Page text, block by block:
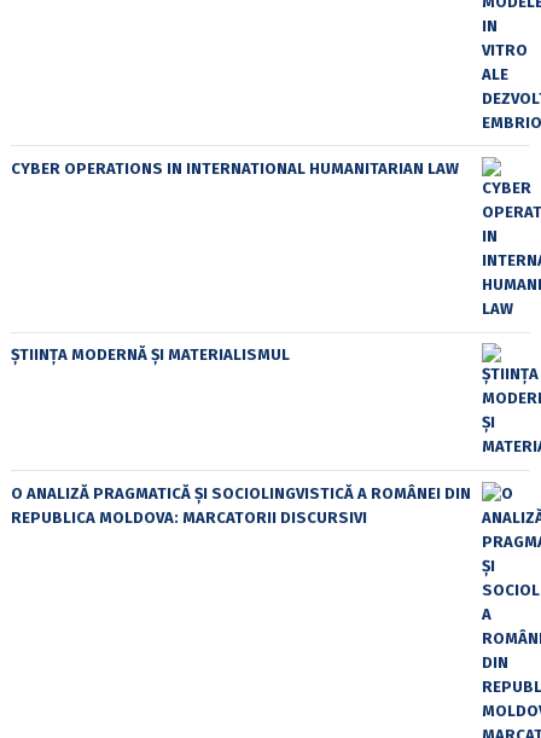
CYBER OPERATIONS IN INTERNATIONAL HUMANITARIAN LAW
ȘTIINȚA MODERNĂ ȘI MATERIALISMUL
O ANALIZĂ PRAGMATICĂ ȘI SOCIOLINGVISTICĂ A ROMÂNEI DIN
REPUBLICA MOLDOVA: MARCATORII DISCURSIVI